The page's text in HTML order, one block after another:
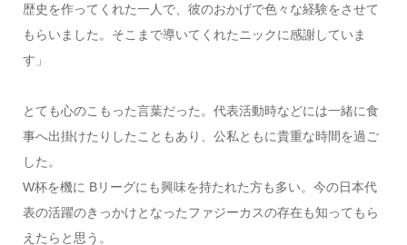
歴史を作ってくれた一人で、彼のおかげで色々な経験をさせて
もらいました。そこまで導いてくれたニックに感謝していま
す」
とても心のこもった言葉だった。代表活動時などには一緒に食
事へ出掛けたりしたこともあり、公私ともに貴重な時間を過ご
した。
W杯を機に Bリーグにも興味を持たれた方も多い。今の日本代
表の活躍のきっかけとなったファジーカスの存在も知ってもら
えたらと思う。